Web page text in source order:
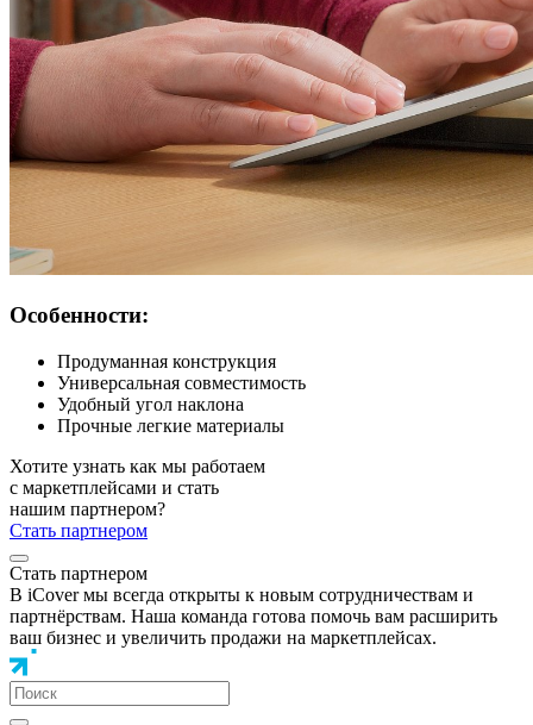
Особенности:
Продуманная конструкция
Универсальная совместимость
Удобный угол наклона
Прочные легкие материалы
Хотите узнать как мы работаем
с маркетплейсами и стать
нашим партнером?
Стать партнером
Стать партнером
В iCover мы всегда открыты к новым сотрудничествам и
партнёрствам. Наша команда готова помочь вам расширить
ваш бизнес и увеличить продажи на маркетплейсах.